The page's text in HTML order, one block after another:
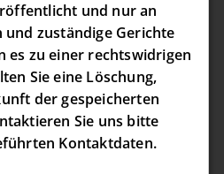
und nur an
zuständige Gerichte
es zu einer rechtswidrigen
Sie eine Löschung,
der gespeicherten
Sie uns bitte
Kontaktdaten.